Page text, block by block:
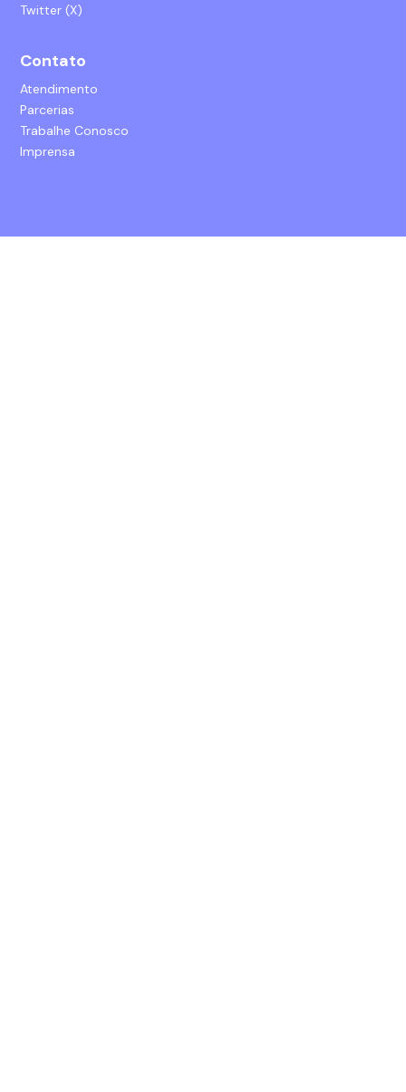
Twitter (X)
Contato
Atendimento
Parcerias
Trabalhe Conosco
Imprensa